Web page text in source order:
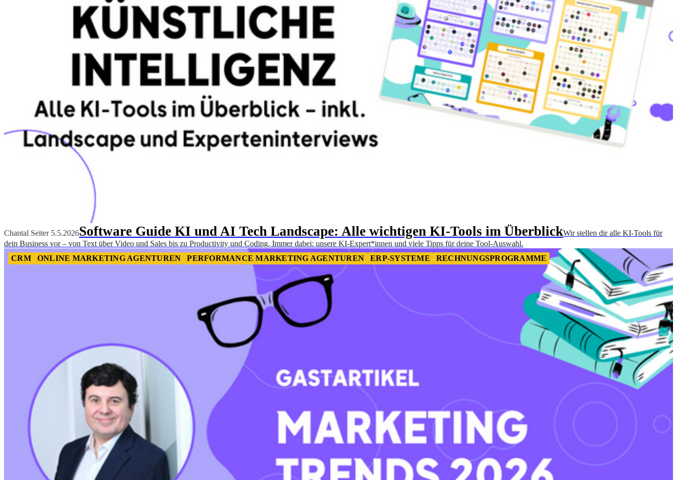
Chantal Seiter 5.5.2026Software Guide KI und AI Tech Landscape: Alle wichtigen KI-Tools im ÜberblickWir stellen dir alle KI-Tools für
dein Business vor – von Text über Video und Sales bis zu Productivity und Coding. Immer dabei: unsere KI-Expert*innen und viele Tipps für deine Tool-Auswahl.
CRM
ONLINE MARKETING AGENTUREN PERFORMANCE MARKETING AGENTUREN ERP-SYSTEME RECHNUNGSPROGRAMME